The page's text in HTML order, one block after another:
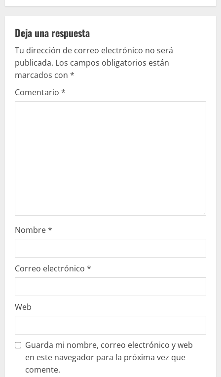
l
e
y
e
Deja una respuesta
Tu dirección de correo electrónico no será
publicada. Los campos obligatorios están
marcados con *
Comentario *
Nombre*
Correo electrónico *
Web
Guarda mi nombre, correo electrónico y web
en este navegador para la próxima vez que
comente.